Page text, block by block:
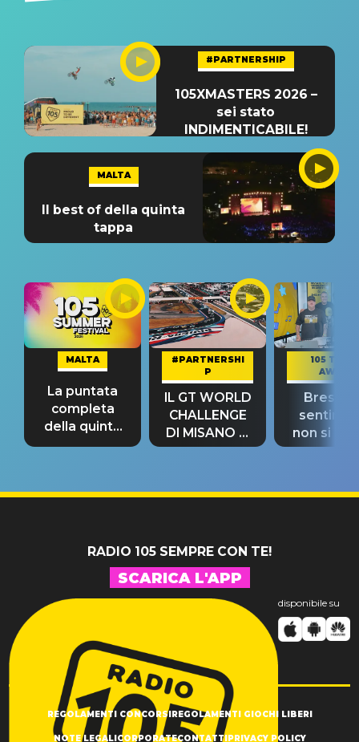
#PARTNERSHIP
105XMASTERS 2026 –
sei stato
INDIMENTICABILE!
MALTA
Il best of della quinta
tappa
MALTA
La puntata
completa
della quinta
tappa
#PARTNERSHI
P
IL GT WORLD
CHALLENGE
DI MISANO si
riconferma
105 TAKE
AWAY
Bresh:
non si
fino alla
RADIO 105 SEMPRE CON TE!
SCARICA L'APP
disponibile su
REGOLAMENTI CONCORSI REGOLAMENTI GIOCHI LIBERI
NOTE LEGALI CORPORATECONTATTI PRIVACY POLICY